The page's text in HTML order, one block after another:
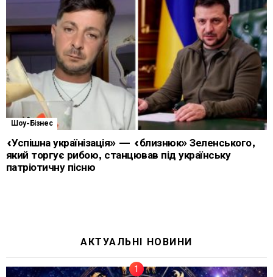
Шоу-Бізнес
«Успішна українізація» — «близнюк» Зеленського,
який торгує рибою, станцював під українську
патріотичну пісню
АКТУАЛЬНІ НОВИНИ